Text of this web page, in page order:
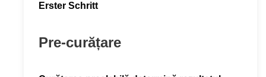
Erster Schritt
Pre-curățare